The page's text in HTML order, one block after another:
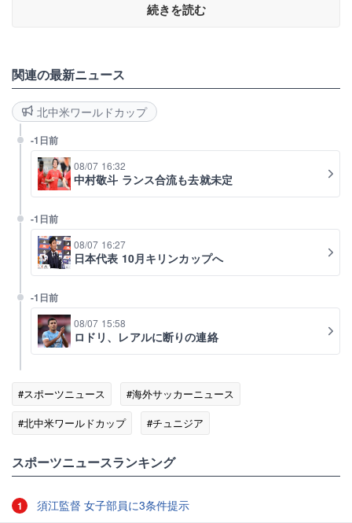
続きを読む
関連の最新ニュース
北中米ワールドカップ
-1日前
08/07 16:32
中村敬斗 ランス合流も去就未定
-1日前
08/07 16:27
日本代表 10月キリンカップへ
-1日前
08/07 15:58
ロドリ、レアルに断りの連絡
#スポーツニュース
#海外サッカーニュース
#北中米ワールドカップ
#チュニジア
スポーツニュースランキング
1 須江監督 女子部員に3条件提示